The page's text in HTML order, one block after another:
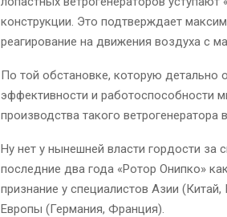
конструкции. Это подтверждает
реагирование на движения воздуха с
По той обстановке, которую детально
эффективности и работоспособности
производства такого ветрогенератора
Ну нет у нынешней власти гордости за
последние два года «Ротор Онипко»
признание у специалистов Азии
Европы (Германия, Франция).